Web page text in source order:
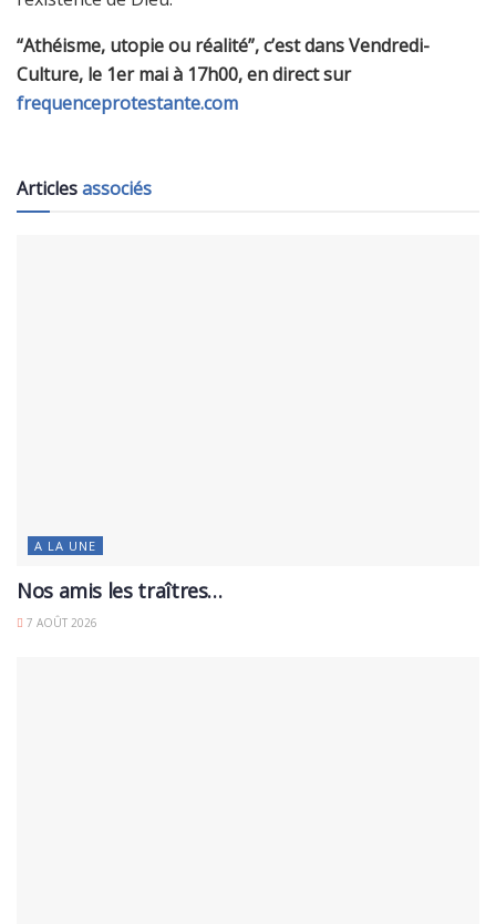
“Athéisme, utopie ou réalité”, c’est dans Vendredi-
Culture, le 1er mai à 17h00, en direct sur
frequenceprotestante.com
Articlesassociés
A LA UNE
Nos amis les traîtres…
7 AOÛT 2026